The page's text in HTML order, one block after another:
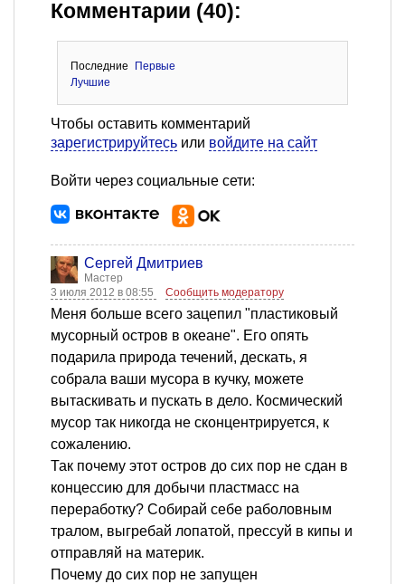
Комментарии (40):
Последние
Первые
Лучшие
Чтобы оставить комментарий
зарегистрируйтесь или войдите на сайт
Войти через социальные сети:
Сергей Дмитриев
Мастер
3 июля 2012 в 08:55
Сообщить модератору
Меня больше всего зацепил "пластиковый
мусорный остров в океане". Его опять
подарила природа течений, дескать, я
собрала ваши мусора в кучку, можете
вытаскивать и пускать в дело. Космический
мусор так никогда не сконцентрируется, к
сожалению.
Так почему этот остров до сих пор не сдан в
концессию для добычи пластмасс на
переработку? Собирай себе раболовным
тралом, выгребай лопатой, прессуй в кипы и
отправляй на материк.
Почему до сих пор не запущен